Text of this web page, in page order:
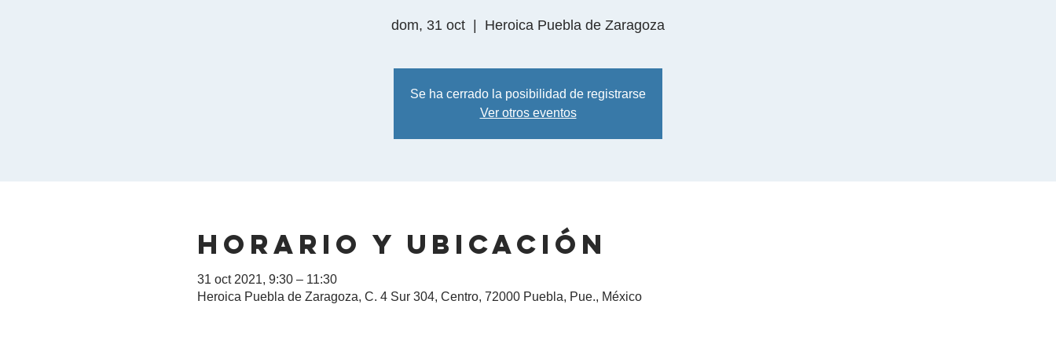
dom, 31 oct Heroica Puebla de Zaragoza
Se ha cerrado la posibilidad de registrarse
Ver otros eventos
Horario y ubicación
31 oct 2021, 9:30 – 11:30
Heroica Puebla de Zaragoza, C. 4 Sur 304, Centro, 72000 Puebla, Pue., México